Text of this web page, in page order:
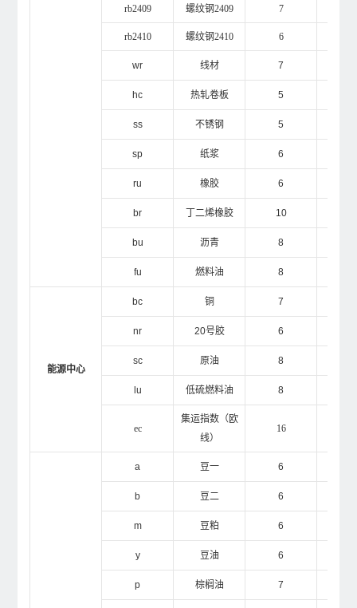
rb2409 螺纹钢2409 7
rb2410 螺纹钢2410 6
wr 线材 7
hc 热轧卷板 5
ss 不锈钢 5
sp 纸浆 6
ru 橡胶 6
br 丁二烯橡胶 10
bu 沥青 8
fu 燃料油 8
能源中心
bc 铜 7
nr 20号胶 6
sc 原油 8
lu 低硫燃料油 8
ec
集运指数（欧
线）
16
a 豆一 6
b 豆二 6
m 豆粕 6
y 豆油 6
p 棕榈油 7